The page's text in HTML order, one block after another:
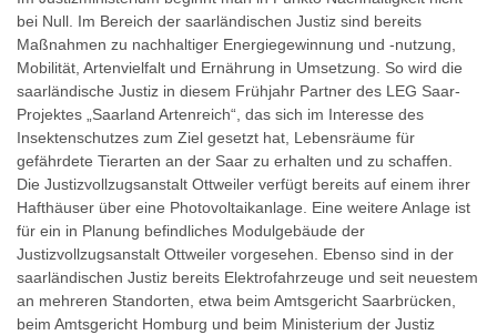
bei Null. Im Bereich der saarländischen Justiz sind bereits
Maßnahmen zu nachhaltiger Energiegewinnung und -nutzung,
Mobilität, Artenvielfalt und Ernährung in Umsetzung. So wird die
saarländische Justiz in diesem Frühjahr Partner des LEG Saar-
Projektes „Saarland Artenreich“, das sich im Interesse des
Insektenschutzes zum Ziel gesetzt hat, Lebensräume für
gefährdete Tierarten an der Saar zu erhalten und zu schaffen.
Die Justizvollzugsanstalt Ottweiler verfügt bereits auf einem ihrer
Hafthäuser über eine Photovoltaikanlage. Eine weitere Anlage ist
für ein in Planung befindliches Modulgebäude der
Justizvollzugsanstalt Ottweiler vorgesehen. Ebenso sind in der
saarländischen Justiz bereits Elektrofahrzeuge und seit neuestem
an mehreren Standorten, etwa beim Amtsgericht Saarbrücken,
beim Amtsgericht Homburg und beim Ministerium der Justiz